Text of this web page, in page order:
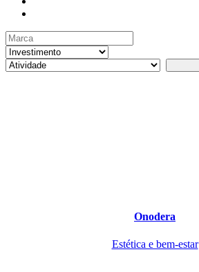
Onodera
Estética e bem-estar